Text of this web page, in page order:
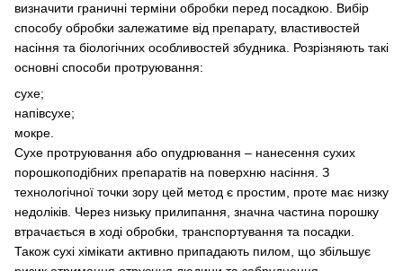
визначити граничні терміни обробки перед посадкою. Вибір
способу обробки залежатиме від препарату, властивостей
насіння та біологічних особливостей збудника. Розрізняють такі
основні способи протруювання:
сухе;
напівсухе;
мокре.
Сухе протруювання або опудрювання – нанесення сухих
порошкоподібних препаратів на поверхню насіння. З
технологічної точки зору цей метод є простим, проте має низку
недоліків. Через низьку прилипання, значна частина порошку
втрачається в ході обробки, транспортування та посадки.
Також сухі хімікати активно припадають пилом, що збільшує